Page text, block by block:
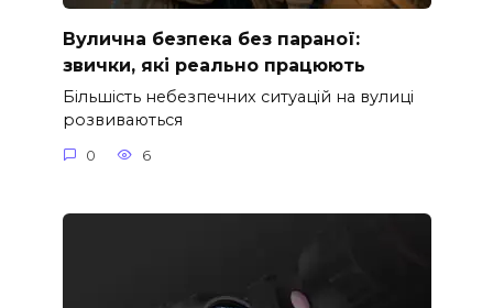
Вулична безпека без параної:
звички, які реально працюють
Більшість небезпечних ситуацій на вулиці
розвиваються
0 6